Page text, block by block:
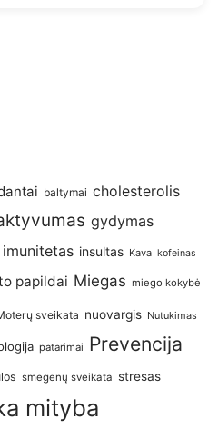
baltymai cholesterolis
gydymas
imunitetas insultas Kava kofeinas
papildai Miegas miego kokybė
sveikata nuovargis Nutukimas
patarimai Prevencija
smegenų sveikata stresas
mityba